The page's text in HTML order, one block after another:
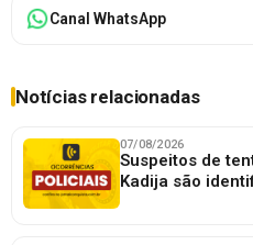
Canal WhatsApp
Notícias relacionadas
07/08/2026
Suspeitos de
Kadija são